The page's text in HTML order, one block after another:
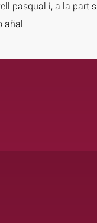
pasqual i, a la part
añal